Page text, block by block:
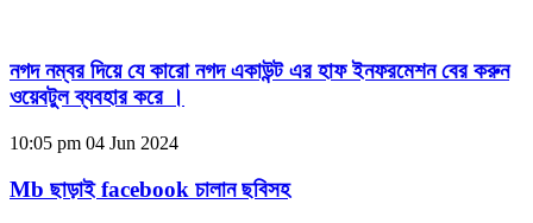
নগদ নম্বর দিয়ে যে কারো নগদ একাউন্ট এর হাফ ইনফরমেশন বের করুন
ওয়েবটুল ব্যবহার করে ।
10:05 pm 04 Jun 2024
Mb ছাড়াই facebook চালান ছবিসহ